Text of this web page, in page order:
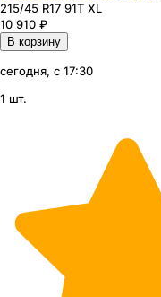
215/45 R17 91T XL
10 910 ₽
В корзину
сегодня, с 17:30
1 шт.